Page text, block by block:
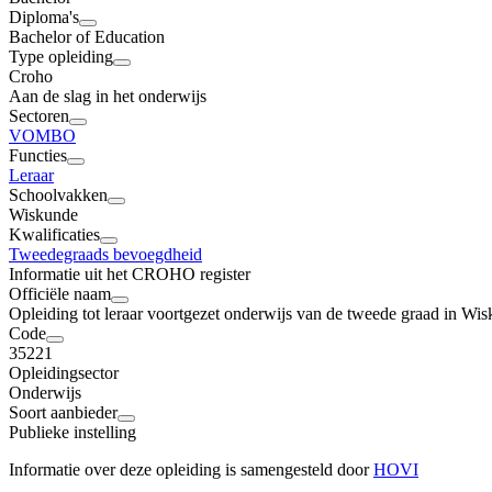
Diploma's
Bachelor of Education
Type opleiding
Croho
Aan de slag in het onderwijs
Sectoren
VOMBO
Functies
Leraar
Schoolvakken
Wiskunde
Kwalificaties
Tweedegraads bevoegdheid
Informatie uit het CROHO register
Officiële naam
Opleiding tot leraar voortgezet onderwijs van de tweede graad in
Code
35221
Opleidingsector
Onderwijs
Soort aanbieder
Publieke instelling
Informatie over deze opleiding is samengesteld doorHOVI